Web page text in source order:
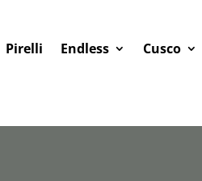
Pirelli Endless Cusco